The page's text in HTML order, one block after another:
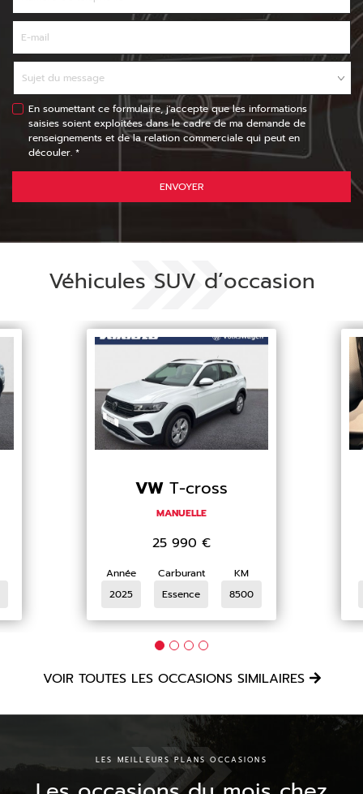
En soumettant ce formulaire, j'accepte que les informations
saisies soient exploitées dans le cadre de ma demande de
renseignements et de la relation commerciale qui peut en
découler. *
ENVOYER
Véhicules SUV d’occasion
VW T-cross
MANUELLE
25 990 €
Année
2025
Carburant
Essence
KM
8500
VOIR TOUTES LES OCCASIONS SIMILAIRES
LES MEILLEURS PLANS OCCASIONS